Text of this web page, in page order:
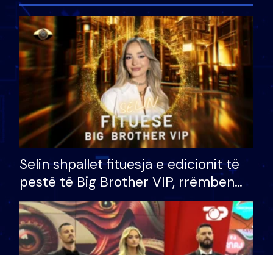
Selin shpallet fituesja e edicionit të
pestë të Big Brother VIP, rrëmben
çmimin e madh prej 100 mijë eurosh